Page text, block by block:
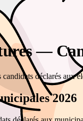
—
déclarés aux
2026